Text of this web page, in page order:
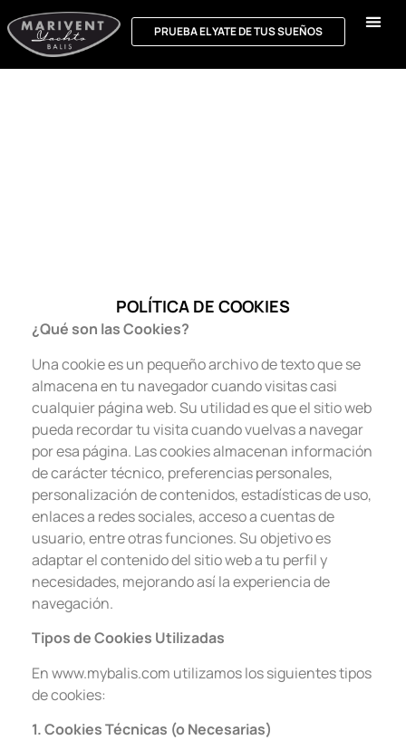
PRUEBA EL YATE DE TUS SUEÑOS
POLÍTICA DE COOKIES
¿Qué son las Cookies?
Una cookie es un pequeño archivo de texto que se
almacena en tu navegador cuando visitas casi
cualquier página web. Su utilidad es que el sitio web
pueda recordar tu visita cuando vuelvas a navegar
por esa página. Las cookies almacenan información
de carácter técnico, preferencias personales,
personalización de contenidos, estadísticas de uso,
enlaces a redes sociales, acceso a cuentas de
usuario, entre otras funciones. Su objetivo es
adaptar el contenido del sitio web a tu perfil y
necesidades, mejorando así la experiencia de
navegación.
Tipos de Cookies Utilizadas
En www.mybalis.com utilizamos los siguientes tipos
de cookies:
1. Cookies Técnicas (o Necesarias)